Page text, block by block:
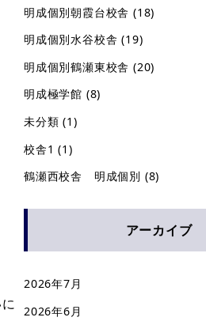
明成個別朝霞台校舎 (18)
明成個別水谷校舎 (19)
明成個別鶴瀬東校舎 (20)
明成極学館 (8)
未分類 (1)
校舎1 (1)
鶴瀬西校舎 明成個別 (8)
アーカイブ
2026年7月
2026年6月